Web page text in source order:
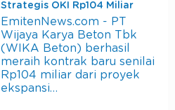
Strategis OKI Rp104 Miliar
EmitenNews.com - PT
Wijaya Karya Beton Tbk
(WIKA Beton) berhasil
meraih kontrak baru senilai
Rp104 miliar dari proyek
ekspansi…